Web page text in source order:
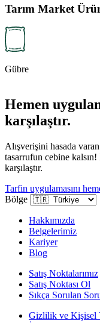
Tarım Market
Gübre
Hemen
karşılaştır.
Alışverişini hasada
tasarrufun cebine
karşılaştır.
Tarfin uygulamasını
Bölge
Hakkımızda
Belgelerimiz
Kariyer
Blog
Satış Noktalarımız
Satış Noktası Ol
Sıkça Sorulan
Gizlilik ve Kişisel